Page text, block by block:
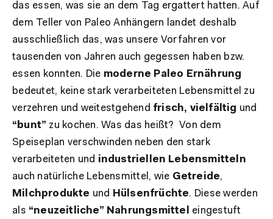
das essen, was sie an dem Tag ergattert hatten. Auf
dem Teller von Paleo Anhängern landet deshalb
ausschließlich das, was unsere Vorfahren vor
tausenden von Jahren auch gegessen haben bzw.
essen konnten. Die moderne Paleo Ernährung
bedeutet, keine stark verarbeiteten Lebensmittel zu
verzehren und weitestgehend frisch, vielfältig und
“bunt” zu kochen. Was das heißt? Von dem
Speiseplan verschwinden neben den stark
verarbeiteten und industriellen Lebensmitteln
auch natürliche Lebensmittel, wie Getreide,
Milchprodukte und Hülsenfrüchte. Diese werden
als “neuzeitliche” Nahrungsmittel
eingestuft